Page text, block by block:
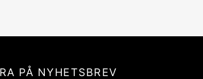
PÅ NYHETSBREV